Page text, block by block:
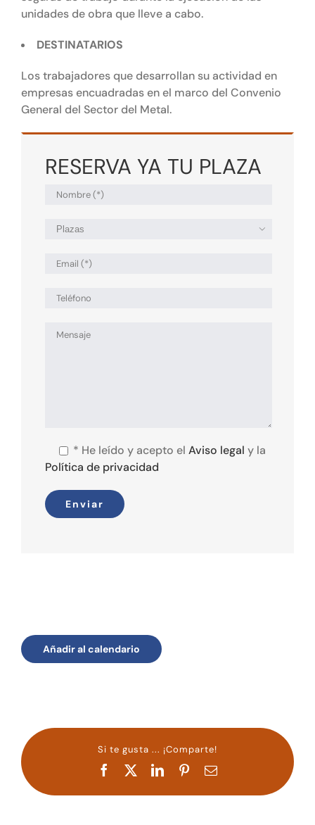
unidades de obra que lleve a cabo.
DESTINATARIOS
Los trabajadores que desarrollan su actividad en
empresas encuadradas en el marco del Convenio
General del Sector del Metal.
RESERVA YA TU PLAZA

* He leído y acepto el Aviso legal y la
Política de privacidad
Añadir al calendario
Si te gusta ... ¡Comparte!
Facebook LinkedInPinterestCorreo